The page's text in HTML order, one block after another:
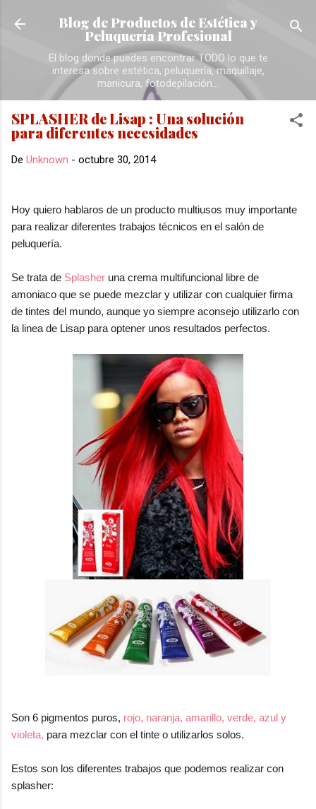
Ir al contenido principal
Blog de Productos de Estética y
Peluquería Profesional
El blog donde puedes encontrar TODO lo que te
interesa sobre estética, peluquería, maquillaje,
manicura, fotodepilación...
SPLASHER de Lisap : Una solución
para diferentes necesidades
De Unknown - octubre 30, 2014
Hoy quiero hablaros de un producto multiusos muy importante
para realizar diferentes trabajos técnicos en el salón de
peluquería.
Se trata de Splasher una crema multifuncional libre de
amoniaco que se puede mezclar y utilizar con cualquier firma
de tintes del mundo, aunque yo siempre aconsejo utilizarlo con
la linea de Lisap para optener unos resultados perfectos.
Son 6 pigmentos puros, rojo, naranja, amarillo, verde, azul y
violeta, para mezclar con el tinte o utilizarlos solos.
Estos son los diferentes trabajos que podemos realizar con
splasher: